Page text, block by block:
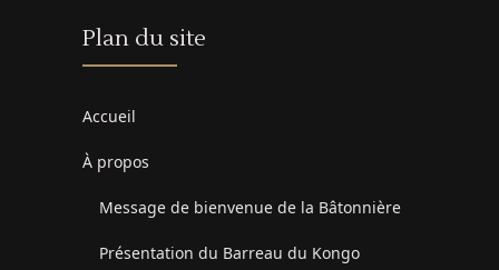
Plan du site
Accueil
À propos
Message de bienvenue de la Bâtonnière
Présentation du Barreau du Kongo